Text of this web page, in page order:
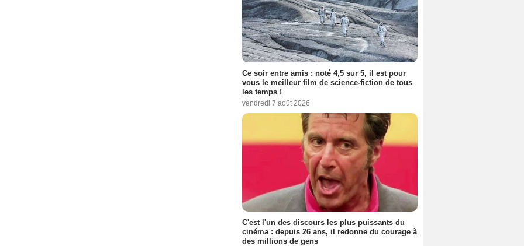
Ce soir entre amis : noté 4,5 sur 5, il est pour
vous le meilleur film de science-fiction de tous
les temps !
vendredi 7 août 2026
C'est l'un des discours les plus puissants du
cinéma : depuis 26 ans, il redonne du courage à
des millions de gens